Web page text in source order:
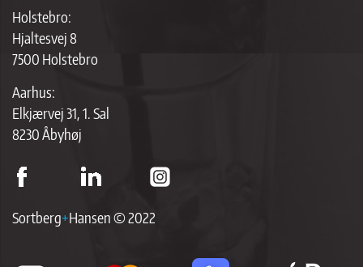
Holstebro:
Hjaltesvej 8
7500 Holstebro
Aarhus:
Elkjærvej 31, 1. Sal
8230 Åbyhøj
Sortberg+Hansen © 2022